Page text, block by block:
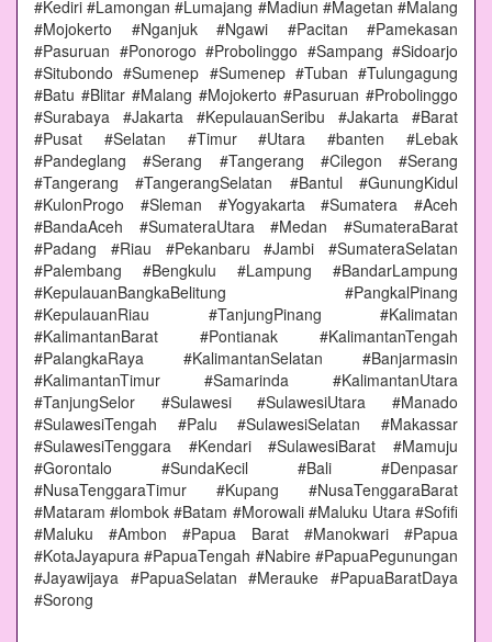
#Kediri #Lamongan #Lumajang #Madiun #Magetan #Malang
#Mojokerto #Nganjuk #Ngawi #Pacitan #Pamekasan
#Pasuruan #Ponorogo #Probolinggo #Sampang #Sidoarjo
#Situbondo #Sumenep #Sumenep #Tuban #Tulungagung
#Batu #Blitar #Malang #Mojokerto #Pasuruan #Probolinggo
#Surabaya #Jakarta #KepulauanSeribu #Jakarta #Barat
#Pusat #Selatan #Timur #Utara #banten #Lebak
#Pandeglang #Serang #Tangerang #Cilegon #Serang
#Tangerang #TangerangSelatan #Bantul #GunungKidul
#KulonProgo #Sleman #Yogyakarta #Sumatera #Aceh
#BandaAceh #SumateraUtara #Medan #SumateraBarat
#Padang #Riau #Pekanbaru #Jambi #SumateraSelatan
#Palembang #Bengkulu #Lampung #BandarLampung
#KepulauanBangkaBelitung #PangkalPinang
#KepulauanRiau #TanjungPinang #Kalimatan
#KalimantanBarat #Pontianak #KalimantanTengah
#PalangkaRaya #KalimantanSelatan #Banjarmasin
#KalimantanTimur #Samarinda #KalimantanUtara
#TanjungSelor #Sulawesi #SulawesiUtara #Manado
#SulawesiTengah #Palu #SulawesiSelatan #Makassar
#SulawesiTenggara #Kendari #SulawesiBarat #Mamuju
#Gorontalo #SundaKecil #Bali #Denpasar
#NusaTenggaraTimur #Kupang #NusaTenggaraBarat
#Mataram #lombok #Batam #Morowali #Maluku Utara #Sofifi
#Maluku #Ambon #Papua Barat #Manokwari #Papua
#KotaJayapura #PapuaTengah #Nabire #PapuaPegunungan
#Jayawijaya #PapuaSelatan #Merauke #PapuaBaratDaya
#Sorong